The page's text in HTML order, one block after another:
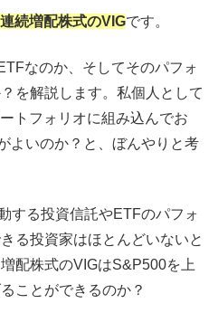
続増配株式のVIGです。
なのか、そしてそのパフォ
を解説します。私個人として
トフォリオに組み込んでお
よいのか？と、ぼんやりと考
する投資信託やETFのパフォ
る投資家はほとんどいないと
配株式のVIGはS&P500を上
ことができるのか？